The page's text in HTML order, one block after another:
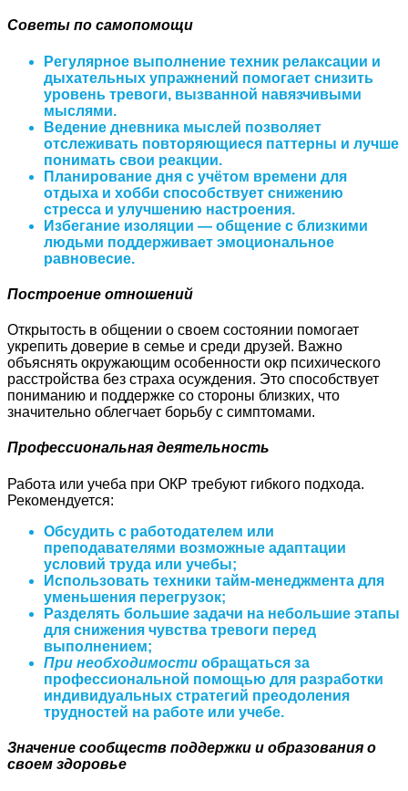
Советы по самопомощи
Регулярное выполнение техник релаксации и
дыхательных упражнений помогает снизить
уровень тревоги, вызванной навязчивыми
мыслями.
Ведение дневника мыслей позволяет
отслеживать повторяющиеся паттерны и лучше
понимать свои реакции.
Планирование дня с учётом времени для
отдыха и хобби способствует снижению
стресса и улучшению настроения.
Избегание изоляции — общение с близкими
людьми поддерживает эмоциональное
равновесие.
Построение отношений
Открытость в общении о своем состоянии помогает
укрепить доверие в семье и среди друзей. Важно
объяснять окружающим особенности окр психического
расстройства без страха осуждения. Это способствует
пониманию и поддержке со стороны близких, что
значительно облегчает борьбу с симптомами.
Профессиональная деятельность
Работа или учеба при ОКР требуют гибкого подхода.
Рекомендуется:
Обсудить с работодателем или
преподавателями возможные адаптации
условий труда или учебы;
Использовать техники тайм-менеджмента для
уменьшения перегрузок;
Разделять большие задачи на небольшие этапы
для снижения чувства тревоги перед
выполнением;
При необходимости обращаться за
профессиональной помощью для разработки
индивидуальных стратегий преодоления
трудностей на работе или учебе.
Значение сообществ поддержки и образования о
своем здоровье